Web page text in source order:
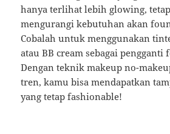
hanya terlihat lebih glowing,
mengurangi kebutuhan akan
Cobalah untuk menggunakan
atau BB cream sebagai pengganti
Dengan teknik makeup no-
tren, kamu bisa mendapatkan
yang tetap fashionable!